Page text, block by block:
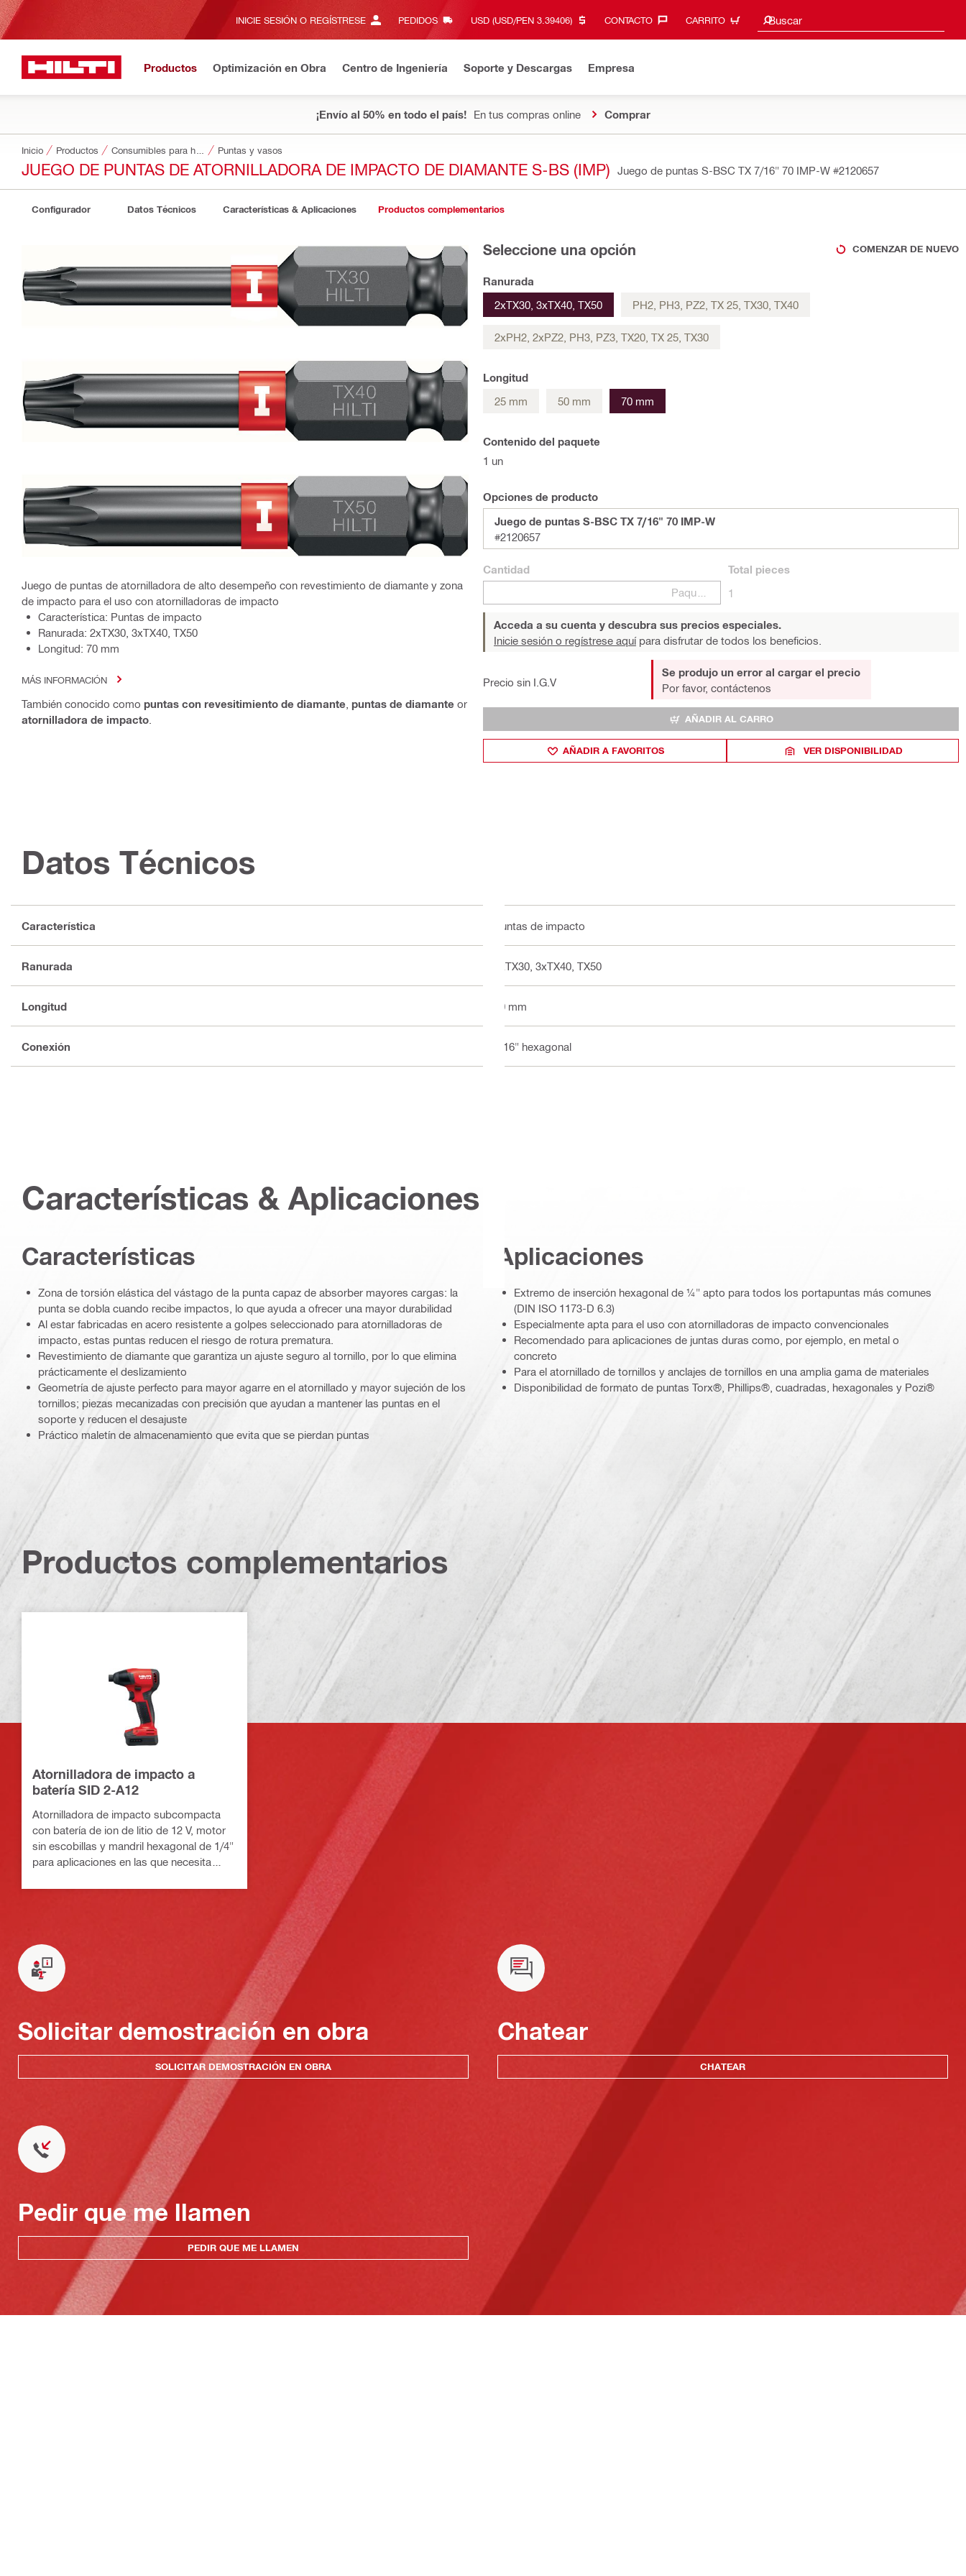
INICIE SESIÓN O REGÍSTRESE PEDIDOS USD (USD/PEN 3.39406)‎ CONTACTO‎ CARRITO Buscar
Sugerencias de búsqueda
Productos Optimización en Obra Centro de Ingeniería Soporte y Descargas Empresa
¡Envío al 50% en todo el país! En tus compras online Comprar
Inicio Productos Puntas y vasos
JUEGO DE PUNTAS DE ATORNILLADORA DE IMPACTO DE DIAMANTE S-BS (IMP) Juego de puntas S-BSC TX 7/16" 70 IMP-W #2120657
Configurador Datos Técnicos Características & Aplicaciones Productos complementarios
Juego de puntas de atornilladora de alto desempeño con revestimiento de diamante y zona
de impacto para el uso con atornilladoras de impacto
Característica: Puntas de impacto
Ranurada: 2xTX30, 3xTX40, TX50
Longitud: 70 mm
MÁS INFORMACIÓN
También conocido como puntas con revesitimiento de diamante puntas de diamante or
atornilladora de impacto
Seleccione una opción COMENZAR DE NUEVO
Ranurada
2xTX30, 3xTX40, TX50
PH2, PH3, PZ2, TX 25, TX30, TX40
2xPH2, 2xPZ2, PH3, PZ3, TX20, TX 25, TX30
Longitud
25 mm
50 mm 70 mm
Contenido del paquete
1 un
Opciones de producto
Juego de puntas S-BSC TX 7/16" 70 IMP-W
#2120657
Cantidad
Paquetes
Total pieces
1
Acceda a su cuenta y descubra sus precios especiales.
Inicie sesión o regístrese aquípara disfrutar de todos los beneficios.
Precio sin I.G.V
Se produjo un error al cargar el precio
Por favor, contáctenos
AÑADIR AL CARRO
AÑADIR A FAVORITOS VER DISPONIBILIDAD
Datos Técnicos
Característica Puntas de impacto
Ranurada 2xTX30, 3xTX40, TX50
Longitud 70 mm
Conexión 7/16" hexagonal
Características & Aplicaciones
Caracterí­sticas
Zona de torsión elástica del vástago de la punta capaz de absorber mayores cargas: la
punta se dobla cuando recibe impactos, lo que ayuda a ofrecer una mayor durabilidad
Al estar fabricadas en acero resistente a golpes seleccionado para atornilladoras de
impacto, estas puntas reducen el riesgo de rotura prematura.
Revestimiento de diamante que garantiza un ajuste seguro al tornillo, por lo que elimina
prácticamente el deslizamiento
Geometría de ajuste perfecto para mayor agarre en el atornillado y mayor sujeción de los
tornillos; piezas mecanizadas con precisión que ayudan a mantener las puntas en el
soporte y reducen el desajuste
Práctico maletín de almacenamiento que evita que se pierdan puntas
Aplicaciones
Extremo de inserción hexagonal de ¼" apto para todos los portapuntas más comunes
(DIN ISO 1173-D 6.3)
Especialmente apta para el uso con atornilladoras de impacto convencionales
Recomendado para aplicaciones de juntas duras como, por ejemplo, en metal o
concreto
Para el atornillado de tornillos y anclajes de tornillos en una amplia gama de materiales
Disponibilidad de formato de puntas Torx®, Phillips®, cuadradas, hexagonales y Pozi®
Productos complementarios
Atornilladora de impacto a
batería SID 2-A12
Atornilladora de impacto subcompacta
con batería de ion de litio de 12 V, motor
sin escobillas y mandril hexagonal de 1/4"
para aplicaciones en las que necesita
renunciar a un ápice de par
Solicitar demostración en obra
SOLICITAR DEMOSTRACIÓN EN OBRA
Chatear
CHATEAR
Pedir que me llamen
PEDIR QUE ME LLAMEN